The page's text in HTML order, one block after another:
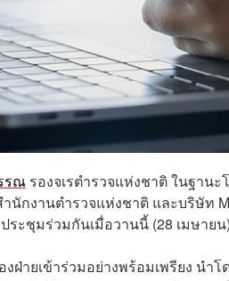
รณ รองจเรตำรวจแห่งชาติ ในฐาน
กงานตำรวจแห่งชาติ และบริษัท
ระชุมร่วมกันเมื่อวานนี้ (28 เมษายน)
ฝ่ายเข้าร่วมอย่างพร้อมเพรียง นำ